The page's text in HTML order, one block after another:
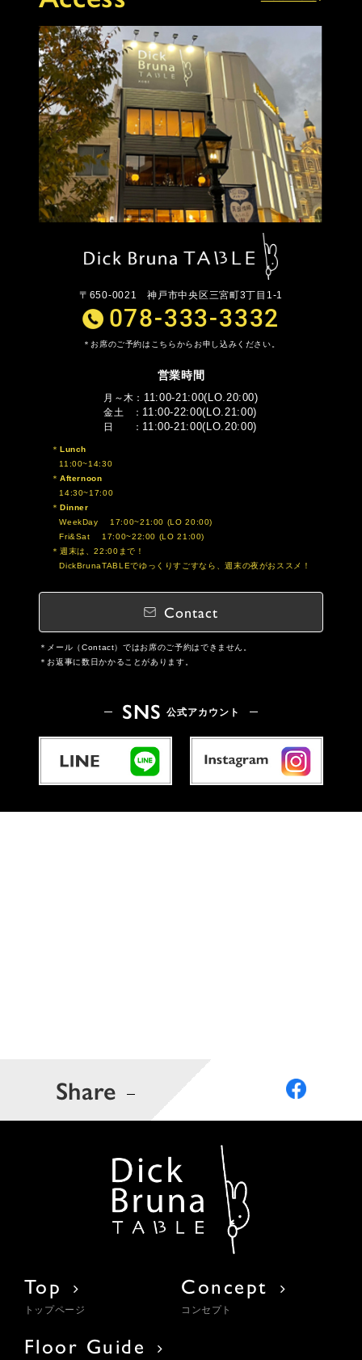
〒650-0021神戸市中央区三宮町3丁目1-1
078-333-3332
お席のご予約はこちらからお申し込みください。
営業時間
月～木 11:00-21:00(LO.20:00)
金土 11:00-22:00(LO.21:00)
日 11:00-21:00(LO.20:00)
Lunch
11:00~14:30
Afternoon
14:30~17:00
Dinner
WeekDay 17:00~21:00 (LO 20:00)
Fri&Sat 17:00~22:00 (LO 21:00)
週末は、22:00まで！
DickBrunaTABLEでゆっくりすごすなら、週末の夜がおススメ！
Contact
メール（Contact）ではお席のご予約はできません。
お返事に数日かかることがあります。
SNS 公式アカウント
Share
Top
トップページ
Concept
コンセプト
Floor Guide